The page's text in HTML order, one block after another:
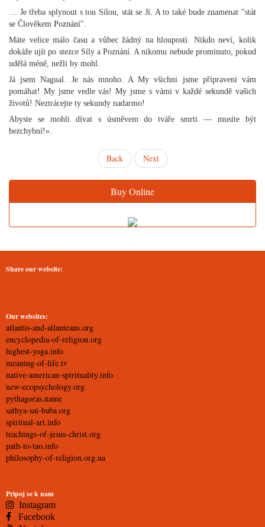
… Je třeba splynout s tou Sílou, stát se Jí. A to také bude znamenat "stát
se Člověkem Poznání".
Máte velice málo času a vůbec žádný na hlouposti. Nikdo neví, kolik
dokáže ujít po stezce Síly a Poznání. A nikomu nebude prominuto, pokud
udělá méně, nežli by mohl.
Já jsem Nagual. Je nás mnoho. A My všichni jsme připraveni vám
pomáhat! My jsme vedle vás! My jsme s vámi v každé sekundě vašich
životů! Neztrácejte ty sekundy nadarmo!
Abyste se mohli dívat s úsměvem do tváře smrti — musíte být
bezchybní!».
Back Next
Buy Online
Share our website:
Our websites:
atlantis-and-atlanteans.org
encyclopedia-of-religion.org
highest-yoga.info
meaning-of-life.tv
native-american-spirituality.info
new-ecopsychology.org
pythagoras.name
sathya-sai-baba.org
spiritual-art.info
teachings-of-jesus-christ.org
path-to-tao.info
philosophy-of-religion.org.ua
Pripoj se k nam
Instagram
Facebook